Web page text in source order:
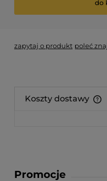
do
zapytaj o produkt poleć
Koszty dostawy
Promocje